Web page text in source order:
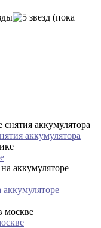
(пока
аккумулятора
аккумуляторе